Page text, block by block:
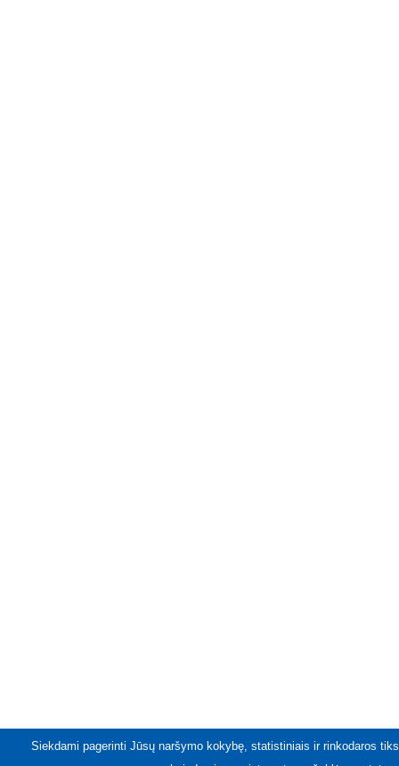
Siekdami pagerinti Jūsų naršymo kokybę, statistiniais ir rinkodaros